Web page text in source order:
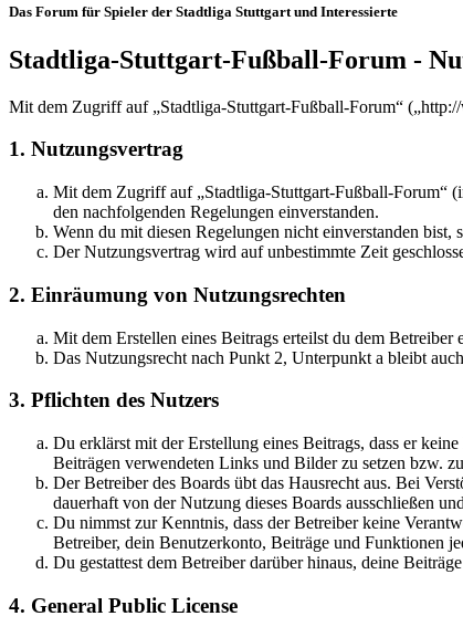
Das Forum für Spieler der Stadtliga Stuttgart und Interessierte
Stadtliga-Stuttgart-Fußball-Forum -
Mit dem Zugriff auf „Stadtliga-Stuttgart-Fußball-Forum“
1. Nutzungsvertrag
Mit dem Zugriff auf „Stadtliga-Stuttgart-Fußball-Forum“
den nachfolgenden Regelungen einverstanden.
Wenn du mit diesen Regelungen nicht einverstanden
Der Nutzungsvertrag wird auf unbestimmte Zeit
2. Einräumung von Nutzungsrechten
Mit dem Erstellen eines Beitrags erteilst du dem
Das Nutzungsrecht nach Punkt 2, Unterpunkt a bleibt
3. Pflichten des Nutzers
Du erklärst mit der Erstellung eines Beitrags, dass er
Beiträgen verwendeten Links und Bilder zu setzen bzw.
Der Betreiber des Boards übt das Hausrecht aus. Bei
dauerhaft von der Nutzung dieses Boards ausschließen
Du nimmst zur Kenntnis, dass der Betreiber keine
Betreiber, dein Benutzerkonto, Beiträge und Funktionen
Du gestattest dem Betreiber darüber hinaus, deine
4. General Public License